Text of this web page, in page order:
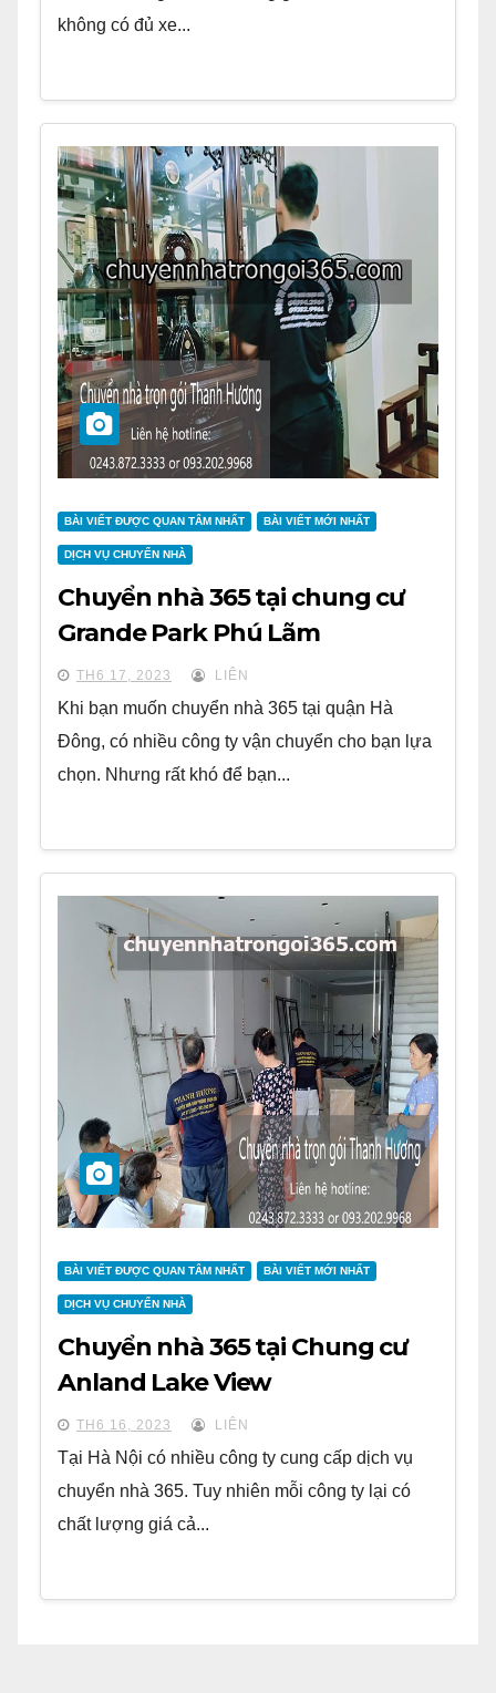
không có đủ xe...
BÀI VIẾT ĐƯỢC QUAN TÂM NHẤT BÀI VIẾT MỚI NHẤT
DỊCH VỤ CHUYỂN NHÀ
Chuyển nhà 365 tại chung cư
Grande Park Phú Lãm
TH6 17, 2023 LIÊN
Khi bạn muốn chuyển nhà 365 tại quận Hà
Đông, có nhiều công ty vận chuyển cho bạn lựa
chọn. Nhưng rất khó để bạn...
BÀI VIẾT ĐƯỢC QUAN TÂM NHẤT BÀI VIẾT MỚI NHẤT
DỊCH VỤ CHUYỂN NHÀ
Chuyển nhà 365 tại Chung cư
Anland Lake View
TH6 16, 2023 LIÊN
Tại Hà Nội có nhiều công ty cung cấp dịch vụ
chuyển nhà 365. Tuy nhiên mỗi công ty lại có
chất lượng giá cả...